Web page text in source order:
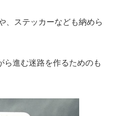
、ステッカーなども納めら
ら進む迷路を作るためのも